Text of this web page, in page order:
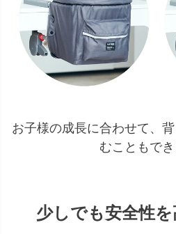
お子様の成長に合わせて、
むこともでき
少しでも安全性